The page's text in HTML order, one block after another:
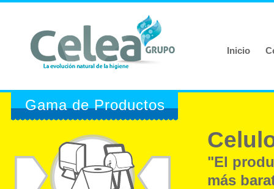
Inicio
Gama de Productos
"El
más